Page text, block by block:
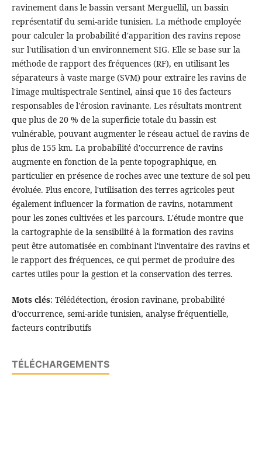
ravinement dans le bassin versant Merguellil, un bassin
représentatif du semi-aride tunisien. La méthode employée
pour calculer la probabilité d'apparition des ravins repose
sur l'utilisation d'un environnement SIG. Elle se base sur la
méthode de rapport des fréquences (RF), en utilisant les
séparateurs à vaste marge (SVM) pour extraire les ravins de
l'image multispectrale Sentinel, ainsi que 16 des facteurs
responsables de l'érosion ravinante. Les résultats montrent
que plus de 20 % de la superficie totale du bassin est
vulnérable, pouvant augmenter le réseau actuel de ravins de
plus de 155 km. La probabilité d'occurrence de ravins
augmente en fonction de la pente topographique, en
particulier en présence de roches avec une texture de sol peu
évoluée. Plus encore, l'utilisation des terres agricoles peut
également influencer la formation de ravins, notamment
pour les zones cultivées et les parcours. L'étude montre que
la cartographie de la sensibilité à la formation des ravins
peut être automatisée en combinant l'inventaire des ravins et
le rapport des fréquences, ce qui permet de produire des
cartes utiles pour la gestion et la conservation des terres.
Mots clés: Télédétection, érosion ravinane, probabilité
d’occurrence, semi-aride tunisien, analyse fréquentielle,
facteurs contributifs
TÉLÉCHARGEMENTS